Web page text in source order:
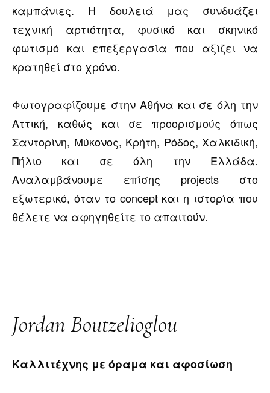
καμπάνιες. Η δουλειά μας συνδυάζει
τεχνική αρτιότητα, φυσικό και σκηνικό
φωτισμό και επεξεργασία που αξίζει να
κρατηθεί στο χρόνο.
Φωτογραφίζουμε στην Αθήνα και σε όλη την
Αττική, καθώς και σε προορισμούς όπως
Σαντορίνη, Μύκονος, Κρήτη, Ρόδος, Χαλκιδική,
Πήλιο και σε όλη την Ελλάδα.
Αναλαμβάνουμε επίσης projects στο
εξωτερικό, όταν το concept και η ιστορία που
θέλετε να αφηγηθείτε το απαιτούν.
Jordan Boutzelioglou
Καλλιτέχνης με όραμα και αφοσίωση